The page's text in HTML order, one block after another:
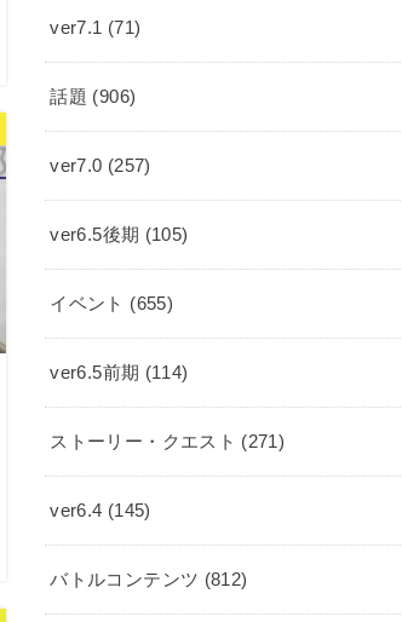
ver7.1 (71)
話題 (906)
ver7.0 (257)
ver6.5後期 (105)
イベント (655)
ver6.5前期 (114)
ストーリー・クエスト (271)
ver6.4 (145)
バトルコンテンツ (812)